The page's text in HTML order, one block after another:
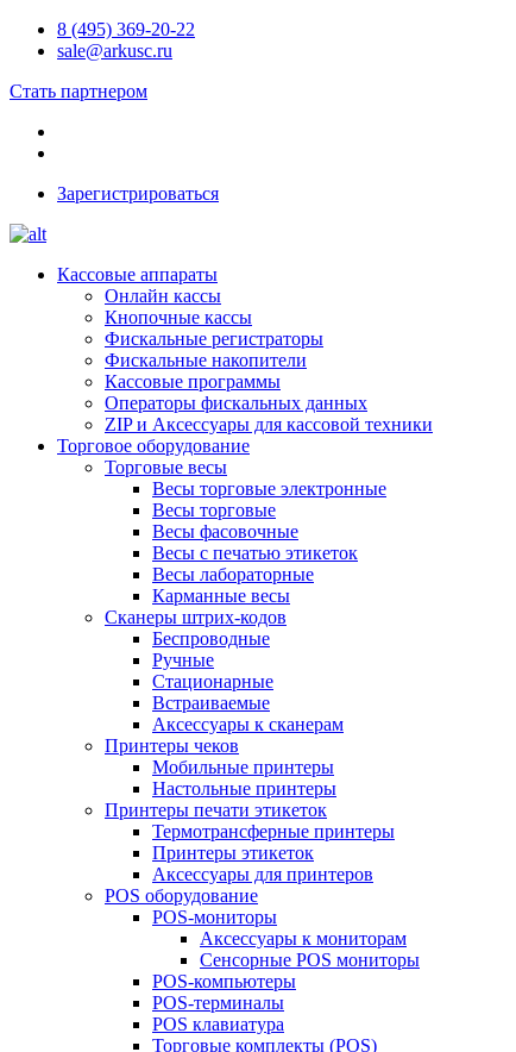
8 (495) 369-20-22
sale@arkusc.ru
Стать партнером
Зарегистрироваться
Кассовые аппараты
Онлайн кассы
Кнопочные кассы
Фискальные регистраторы
Фискальные накопители
Кассовые программы
Операторы фискальных данных
ZIP и Аксессуары для кассовой техники
Торговое оборудование
Торговые весы
Весы торговые электронные
Весы торговые
Весы фасовочные
Весы с печатью этикеток
Весы лабораторные
Карманные весы
Сканеры штрих-кодов
Беспроводные
Ручные
Стационарные
Встраиваемые
Аксессуары к сканерам
Принтеры чеков
Мобильные принтеры
Настольные принтеры
Принтеры печати этикеток
Термотрансферные принтеры
Принтеры этикеток
Аксессуары для принтеров
POS оборудование
POS-мониторы
Аксессуары к мониторам
Сенсорные POS мониторы
POS-компьютеры
POS-терминалы
POS клавиатура
Торговые комплекты (POS)